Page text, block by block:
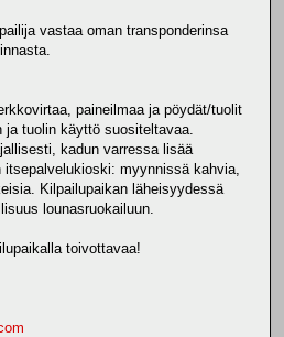
vastaa oman transponderinsa
paineilmaa ja pöydät/tuolit
ja tuolin käyttö suositeltavaa.
kadun varressa lisää
myynnissä kahvia,
Kilpailupaikan läheisyydessä
lounasruokailuun.
toivottavaa!